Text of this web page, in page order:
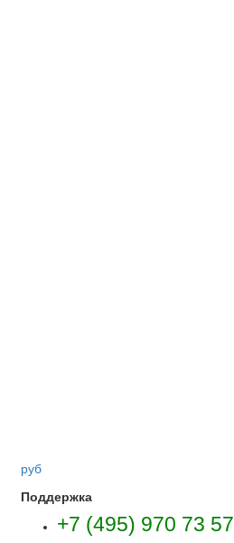
руб
Поддержка
+7 (495) 970 73 57